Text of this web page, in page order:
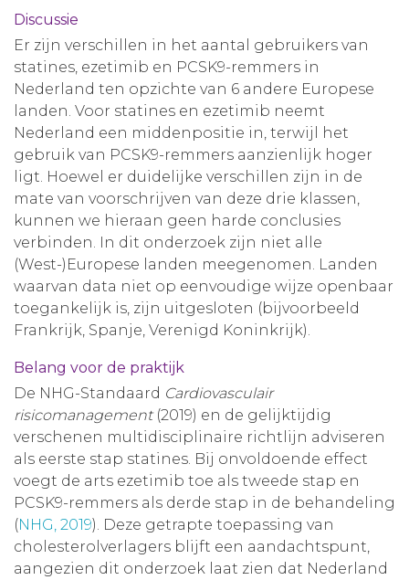
Discussie
Er zijn verschillen in het aantal gebruikers van
statines, ezetimib en PCSK9-remmers in
Nederland ten opzichte van 6 andere Europese
landen. Voor statines en ezetimib neemt
Nederland een middenpositie in, terwijl het
gebruik van PCSK9-remmers aanzienlijk hoger
ligt. Hoewel er duidelijke verschillen zijn in de
mate van voorschrijven van deze drie klassen,
kunnen we hieraan geen harde conclusies
verbinden. In dit onderzoek zijn niet alle
(West-)Europese landen meegenomen. Landen
waarvan data niet op eenvoudige wijze openbaar
toegankelijk is, zijn uitgesloten (bijvoorbeeld
Frankrijk, Spanje, Verenigd Koninkrijk).
Belang voor de praktijk
De NHG-Standaard Cardiovasculair
risicomanagement(2019) en de gelijktijdig
verschenen multidisciplinaire richtlijn adviseren
als eerste stap statines. Bij onvoldoende effect
voegt de arts ezetimib toe als tweede stap en
PCSK9-remmers als derde stap in de behandeling
(NHG, 2019). Deze getrapte toepassing van
cholesterolverlagers blijft een aandachtspunt,
aangezien dit onderzoek laat zien dat Nederland